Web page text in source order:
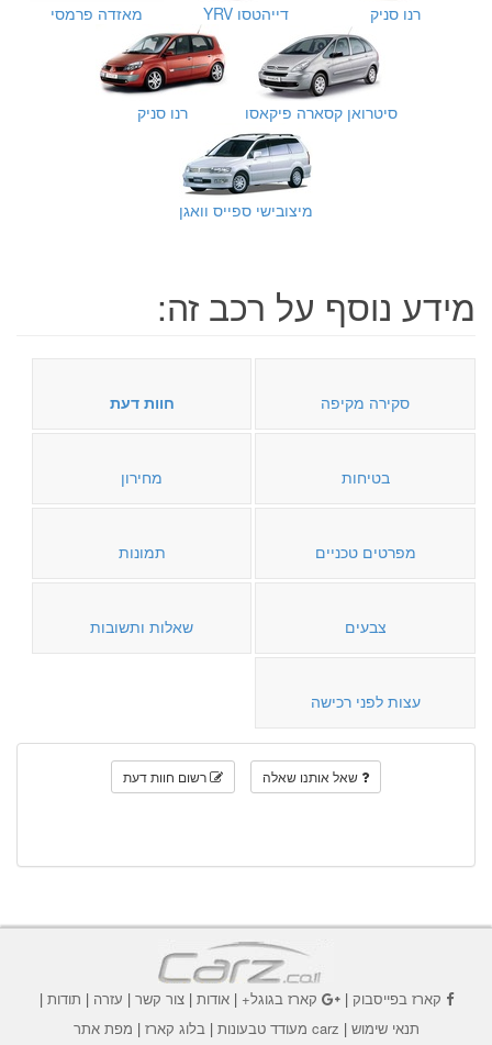
רנו סניק דייהטסו YRV מאזדה פרמסי
סיטרואן קסארה פיקאסו רנו סניק
מיצובישי ספייס וואגן
מידע נוסף על רכב זה:
סקירה מקיפה חוות דעת
בטיחות מחירון
מפרטים טכניים תמונות
צבעים שאלות ותשובות
עצות לפני רכישה
שאל אותנו שאלה רשום חוות דעת
קארז בפייסבוק| קארז בגוגל+|אודות |צור קשר | עזרה | תודות |
תנאי שימוש | carz מעודד טבעונות | בלוג קארז | מפת אתר